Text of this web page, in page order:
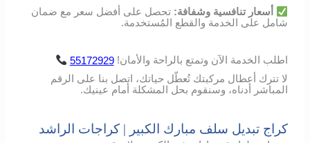
أسعار تنافسية وشفافة: تحصل على أفضل سعر مع ضمان
شامل على الخدمة والقطع المُستخدمة.
اطلب الخدمة الآن وتمتع بالراحة والأمان!
55172929
لا تترك أعطال مركبتك تُعطّل حياتك، اتصل بنا على الرقم
المباشر أدناه، وسنقوم بحل المشكلة أمام عينيك.
كراج تبديل سلف مبارك الكبير | كراجات الراشد